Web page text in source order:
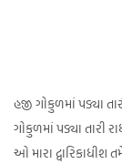
હજી ગોકુળમાં પડ્યા
ગોકુળમાં પડ્યા તારી
ઓ મારા દ્વારિકાધીશ